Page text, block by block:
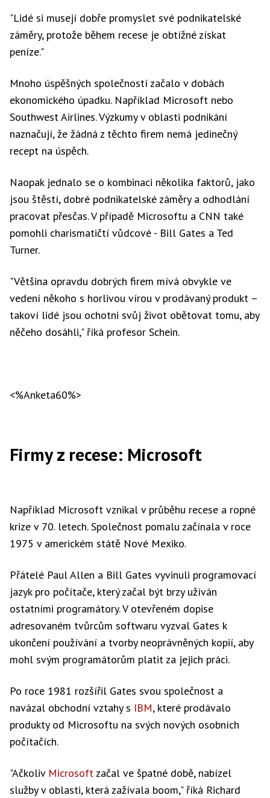
"Lidé si musejí dobře promyslet své podnikatelské
záměry, protože během recese je obtížné získat
peníze."
Mnoho úspěšných společností začalo v dobách
ekonomického úpadku. Například Microsoft nebo
Southwest Airlines. Výzkumy v oblasti podnikání
naznačují, že žádná z těchto firem nemá jedinečný
recept na úspěch.
Naopak jednalo se o kombinaci několika faktorů, jako
jsou štěstí, dobré podnikatelské záměry a odhodlání
pracovat přesčas. V případě Microsoftu a CNN také
pomohli charismatičtí vůdcové - Bill Gates a Ted
Turner.
"Většina opravdu dobrých firem mívá obvykle ve
vedení někoho s horlivou vírou v prodávaný produkt –
takoví lidé jsou ochotni svůj život obětovat tomu, aby
něčeho dosáhli," říká profesor Schein.
<%Anketa60%>
Firmy z recese: Microsoft
Například Microsoft vznikal v průběhu recese a ropné
krize v 70. letech. Společnost pomalu začínala v roce
1975 v americkém státě Nové Mexiko.
Přátelé Paul Allen a Bill Gates vyvinuli programovací
jazyk pro počítače, který začal být brzy užíván
ostatními programátory. V otevřeném dopise
adresovaném tvůrcům softwaru vyzval Gates k
ukončení používání a tvorby neoprávněných kopií, aby
mohl svým programátorům platit za jejich práci.
Po roce 1981 rozšířil Gates svou společnost a
navázal obchodní vztahy s IBM, které prodávalo
produkty od Microsoftu na svých nových osobních
počítačích.
"Ačkoliv Microsoft začal ve špatné době, nabízel
služby v oblasti, která zažívala boom," říká Richard